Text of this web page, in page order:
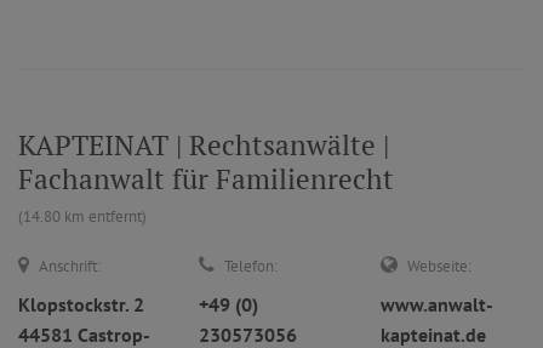
KAPTEINAT | Rechtsanwälte |
Fachanwalt für Familienrecht
(14.80 km entfernt)
Anschrift:
Klopstockstr. 2
44581 Castrop-
Telefon:
+49 (0)
230573056
Webseite:
www.anwalt-
kapteinat.de